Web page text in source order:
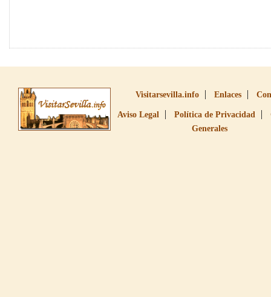
Visitarsevilla.info Enlaces
Aviso Legal Política de Privacidad
Generales